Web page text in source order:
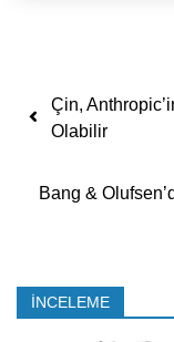
Yazı
Çin,
Olabilir
Bang &
İNCELEME